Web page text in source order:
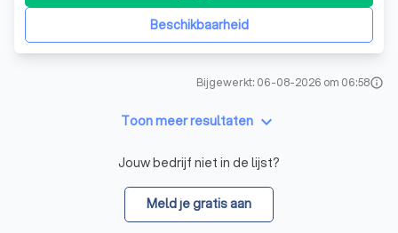
Beschikbaarheid
Bijgewerkt: 06-08-2026 om 06:58info
Toon meer resultaten keyboard_arrow_down
Jouw bedrijf niet in de lijst?
Meld je gratis aan